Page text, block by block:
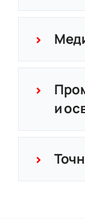
и